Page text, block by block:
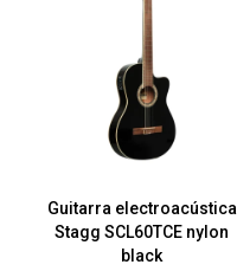
Guitarra electroacústica
Stagg SCL60TCE nylon
black